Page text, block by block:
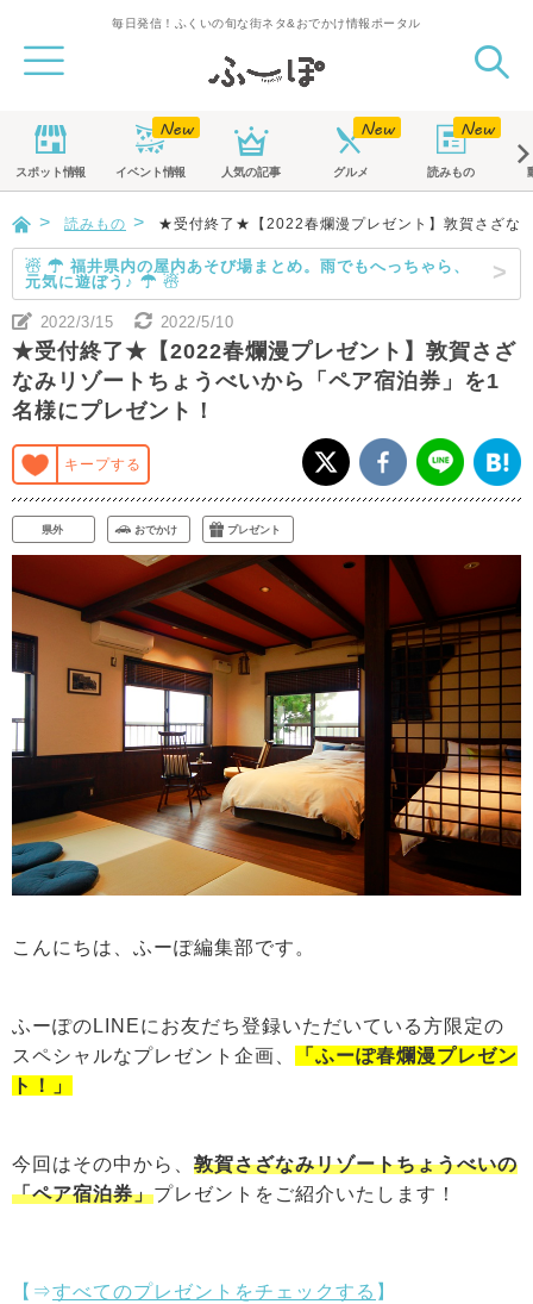
毎日発信！ふくいの旬な街ネタ&おでかけ情報ポータル
スポット情報 イベント情報 人気の記事 グルメ 読みもの
読みもの ★受付終了★【2022春爛漫プレゼント】敦賀さざな
☃ ☂ 福井県内の屋内あそび場まとめ。雨でもへっちゃら、
元気に遊ぼう♪ ☂ ☃
2022/3/15 2022/5/10
★受付終了★【2022春爛漫プレゼント】敦賀さざ
なみリゾートちょうべいから「ペア宿泊券」を1
名様にプレゼント！
キープする
県外 おでかけ プレゼント
こんにちは、ふーぽ編集部です。
ふーぽのLINEにお友だち登録いただいている方限定の
スペシャルなプレゼント企画、
「ふーぽ春爛漫プレゼン
ト！」
今回はその中から、 敦賀さざなみリゾートちょうべいの
「ペア宿泊券」プレゼントをご紹介いたします！
【⇒すべてのプレゼントをチェックする 】